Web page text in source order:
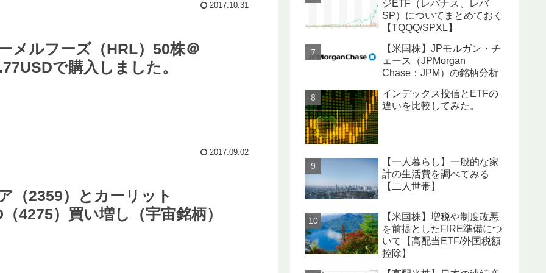
2017.10.31
メルフーズ（HRL）50株＠
で購入しました。
2017.09.02
（2359）とカーリット
4275）買い増し（宇宙銘柄）
ジETF（レバナス、レバ
SP）についてまとめておく
【TQQQ/SPXL】
【米国株】JPモルガン・チ
ェース（JPMorgan
Chase：JPM）の銘柄分析
インデックス投信とETFの
違いを比較してみた。
【一人暮らし】一般的な家
計の生活費を調べてみる
【二人世帯】
【米国株】増税や制度改悪
を前提としたFIRE準備につ
いて【高配当ETF/外国税額
控除】